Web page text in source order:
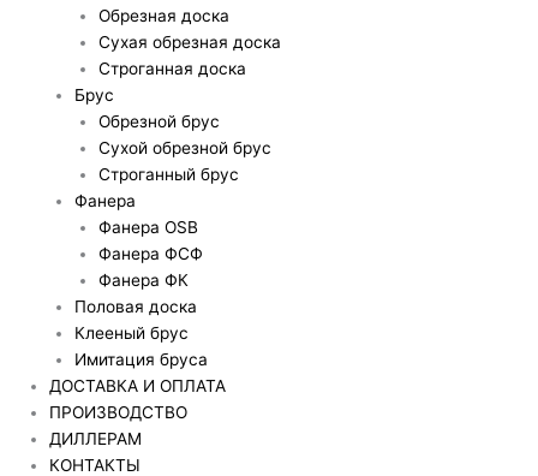
Обрезная доска
Сухая обрезная доска
Строганная доска
Брус
Обрезной брус
Сухой обрезной брус
Строганный брус
Фанера
Фанера OSB
Фанера ФСФ
Фанера ФК
Половая доска
Клееный брус
Имитация бруса
ДОСТАВКА И ОПЛАТА
ПРОИЗВОДСТВО
ДИЛЛЕРАМ
КОНТАКТЫ